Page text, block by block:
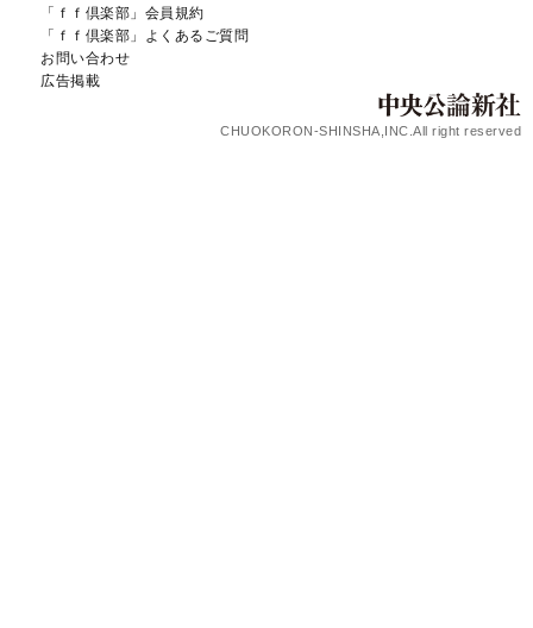
「ｆｆ倶楽部」会員規約
「ｆｆ倶楽部」よくあるご質問
お問い合わせ
広告掲載
CHUOKORON-SHINSHA,INC.All right reserved